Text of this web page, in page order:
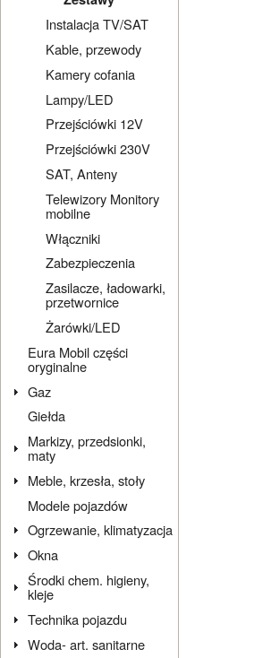
Instalacja TV/SAT
Kable, przewody
Kamery cofania
Lampy/LED
Przejściówki 12V
Przejściówki 230V
SAT, Anteny
Telewizory Monitory
mobilne
Włączniki
Zabezpieczenia
Zasilacze, ładowarki,
przetwornice
Żarówki/LED
Eura Mobil części
oryginalne
Gaz
Giełda
Markizy, przedsionki,
maty
Meble, krzesła, stoły
Modele pojazdów
Ogrzewanie, klimatyzacja
Okna
Środki chem. higieny,
kleje
Technika pojazdu
Woda- art. sanitarne